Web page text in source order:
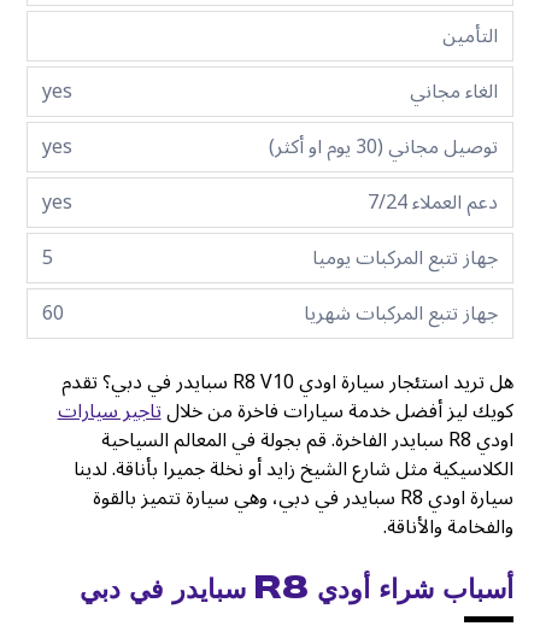
التأمين
الغاء مجاني
yes
توصيل مجاني (30 يوم او أكثر)
yes
دعم العملاء 7/24
yes
جهاز تتبع المركبات يوميا
5
جهاز تتبع المركبات شهريا
60
هل تريد استئجار سيارة اودي R8 V10 سبايدر في دبي؟ تقدم
كويك ليز أفضل خدمة سيارات فاخرة من خلالتاجير سيارات
اودي R8 سبايدر الفاخرة. قم بجولة في المعالم السياحية
الكلاسيكية مثل شارع الشيخ زايد أو نخلة جميرا بأناقة. لدينا
سيارة اودي R8 سبايدر في دبي، وهي سيارة تتميز بالقوة
والفخامة والأناقة.
أسباب شراء أودي R8 سبايدر في دبي